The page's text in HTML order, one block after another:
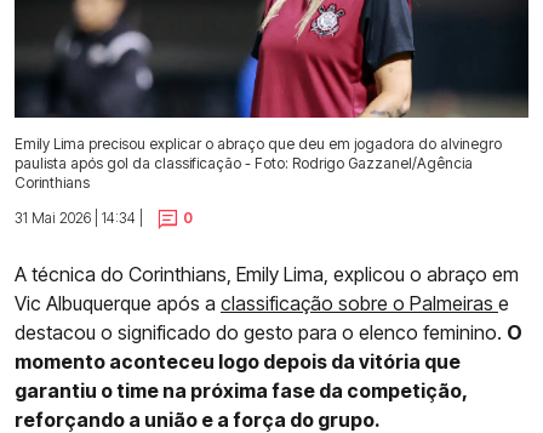
Emily Lima precisou explicar o abraço que deu em jogadora do alvinegro
paulista após gol da classificação - Foto: Rodrigo Gazzanel/Agência
Corinthians
31 Mai 2026 | 14:34 |
0
A técnica do Corinthians, Emily Lima, explicou o abraço em
Vic Albuquerque após a classificação sobre o Palmeiras e
destacou o significado do gesto para o elenco feminino. O
momento aconteceu logo depois da vitória que
garantiu o time na próxima fase da competição,
reforçando a união e a força do grupo.